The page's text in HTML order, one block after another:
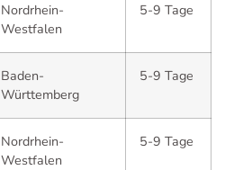
Nordrhein-
Westfalen
5-9 Tage
Baden-
Württemberg
5-9 Tage
Nordrhein-
Westfalen
5-9 Tage